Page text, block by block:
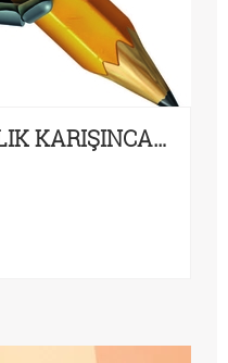
KARIŞINCA…